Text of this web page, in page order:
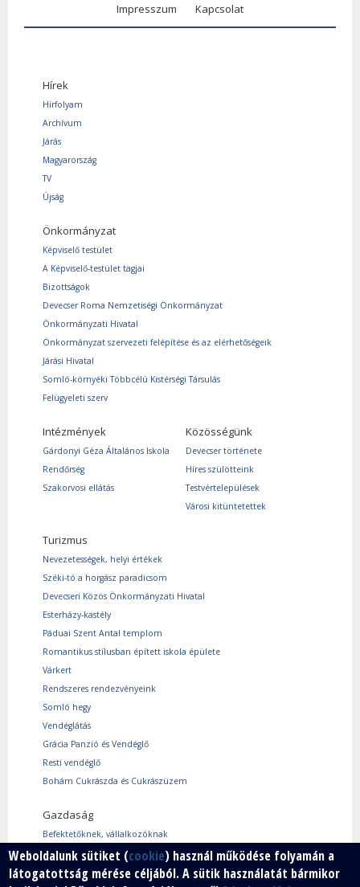
Impresszum
Kapcsolat
Hírek
Hírfolyam
Archívum
Járás
Magyarország
TV
Újság
Önkormányzat
Képviselő testület
A Képviselő-testület tagjai
Bizottságok
Devecser Roma Nemzetiségi Önkormányzat
Önkormányzati Hivatal
Önkormányzat szervezeti felépítése és az elérhetőségeik
Járási Hivatal
Somló-környéki Többcélú Kistérségi Társulás
Felügyeleti szerv
Intézmények
Gárdonyi Géza Általános Iskola
Rendőrség
Szakorvosi ellátás
Közösségünk
Devecser története
Híres szülötteink
Testvértelepülések
Városi kitüntetettek
Turizmus
Nevezetességek, helyi értékek
Széki-tó a horgász paradicsom
Devecseri Közös Önkormányzati Hivatal
Esterházy-kastély
Páduai Szent Antal templom
Romantikus stílusban épített iskola épülete
Várkert
Rendszeres rendezvényeink
Somló hegy
Vendéglátás
Grácia Panzió és Vendéglő
Resti vendéglő
Bohám Cukrászda és Cukrászüzem
Gazdaság
Befektetőknek, vállalkozóknak
Használtcikk piac
Márkáink
Weboldalunk sütiket (cookie) használ működése folyamán a
látogatottság mérése céljából. A sütik használatát bármikor